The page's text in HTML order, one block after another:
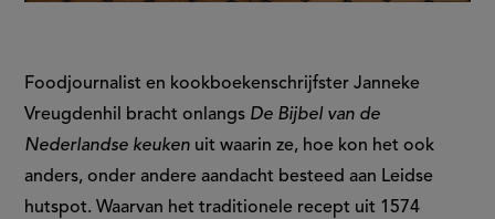
Foodjournalist en kookboekenschrijfster Janneke
Vreugdenhil bracht onlangs De Bijbel van de
Nederlandse keuken uit waarin ze, hoe kon het ook
anders, onder andere aandacht besteed aan Leidse
hutspot. Waarvan het traditionele recept uit 1574